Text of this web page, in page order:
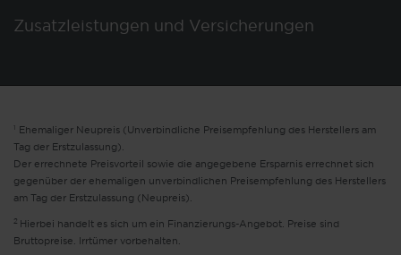
Zusatzleistungen und Versicherungen
1 Ehemaliger Neupreis (Unverbindliche Preisempfehlung des Herstellers am
Tag der Erstzulassung).
Der errechnete Preisvorteil sowie die angegebene Ersparnis errechnet sich
gegenüber der ehemaligen unverbindlichen Preisempfehlung des Herstellers
am Tag der Erstzulassung (Neupreis).
2 Hierbei handelt es sich um ein Finanzierungs-Angebot. Preise sind
Bruttopreise. Irrtümer vorbehalten.